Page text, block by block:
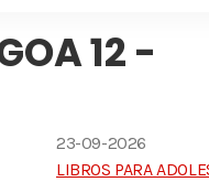
12 -
23-09-2026
LIBROS PARA